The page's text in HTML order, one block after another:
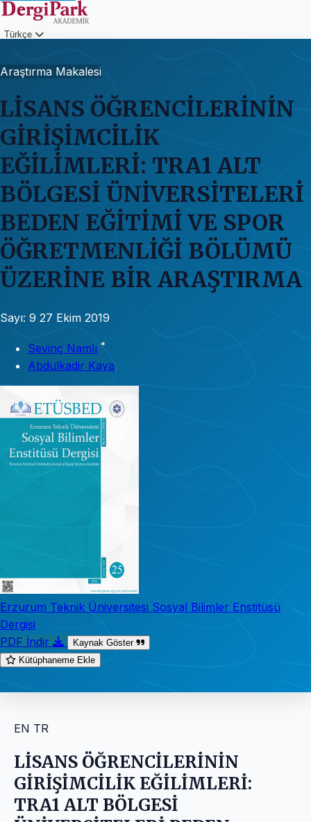
Türkçe
Araştırma Makalesi
LİSANS ÖĞRENCİLERİNİN
GİRİŞİMCİLİK
EĞİLİMLERİ: TRA1 ALT
BÖLGESİ ÜNİVERSİTELERİ
BEDEN EĞİTİMİ VE SPOR
ÖĞRETMENLİĞİ BÖLÜMÜ
ÜZERİNE BİR ARAŞTIRMA
Sayı: 9 27 Ekim 2019
Sevinç Namlı *
Abdulkadir Kaya
Erzurum Teknik Üniversitesi Sosyal Bilimler Enstitüsü
Dergisi
PDF İndir
Kaynak Göster
Kütüphaneme Ekle
EN TR
LİSANS ÖĞRENCİLERİNİN
GİRİŞİMCİLİK EĞİLİMLERİ:
TRA1 ALT BÖLGESİ